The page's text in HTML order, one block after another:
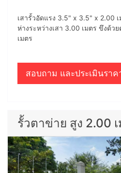
เสารั้วอัดแรง 3.5" x 3.5" x 2.00
ห่างระหว่างเสา 3.00 เมตร ขึงด้ว
เมตร
สอบถาม และประเมินราค
รั้วตาข่าย สูง 2.00